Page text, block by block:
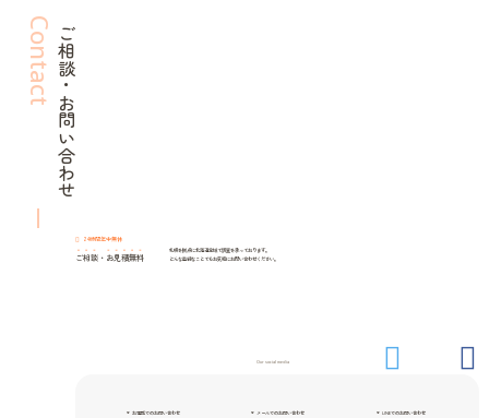
ご相談・お問い合わせ
Contact
24時間年中無休
ご相談 ・ お見積無料
札幌を拠点に北海道全域で調査を承っております。
どんな些細なことでもお気軽にお問い合わせください。
Our social media
お電話でのお問い合わせ メールでのお問い合わせ LINEでのお問い合わせ